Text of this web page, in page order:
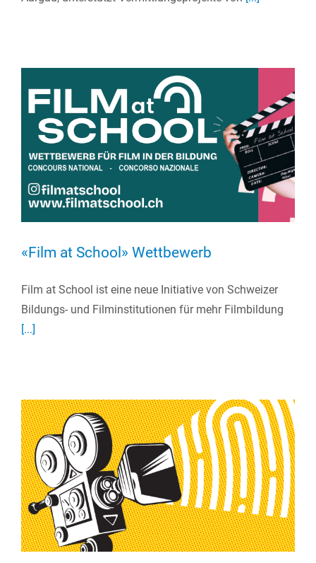
«Film at School» Wettbewerb
Film at School ist eine neue Initiative von Schweizer
Bildungs- und Filminstitutionen für mehr Filmbildung
[...]